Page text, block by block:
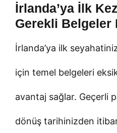
İrlanda’ya İlk
Gerekli Belgeler
İrlanda’ya ilk
için temel belgeleri
avantaj sağlar. Geçerli
dönüş tarihinizden